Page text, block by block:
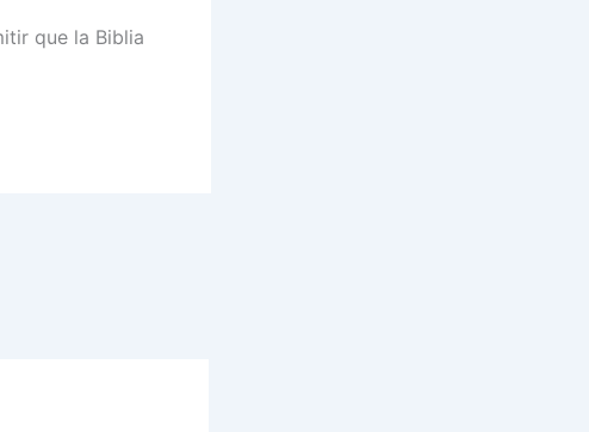
que la Biblia